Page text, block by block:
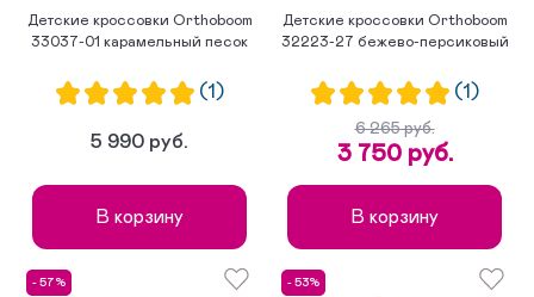
Детские кроссовки Orthoboom
33037-01 карамельный песок
(1)
5 990 руб.
В корзину
Детские кроссовки Orthoboom
32223-27 бежево-персиковый
(1)
6 265 руб.
3 750 руб.
В корзину
- 57% - 53%